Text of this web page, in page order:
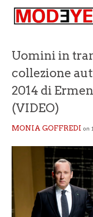
Uomini in
collezione
2014 di
(VIDEO)
MONIA GOFFREDI on